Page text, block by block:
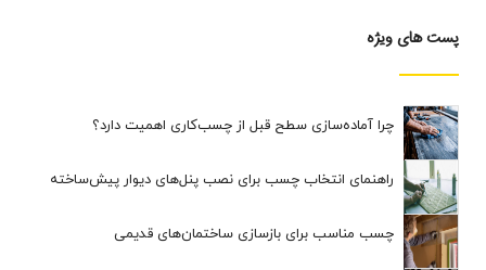
پست های ویژه
چرا آماده‌سازی سطح قبل از چسب‌کاری اهمیت دارد؟
راهنمای انتخاب چسب برای نصب پنل‌های دیوار پیش‌ساخته
چسب مناسب برای بازسازی ساختمان‌های قدیمی